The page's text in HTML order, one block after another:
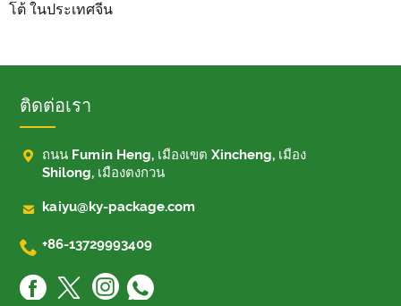
โต้ ในประเทศจีน
ติดต่อเรา

ถนน Fumin Heng, เมืองเขต Xincheng, เมือง
Shilong, เมืองตงกวน
 kaiyu@ky-package.com
 +86-13729993409